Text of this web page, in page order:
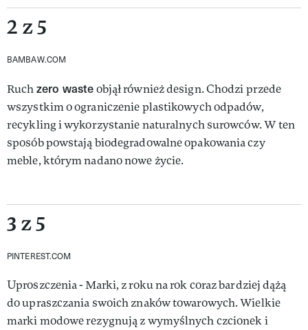
2 z 5
BAMBAW.COM
Ruchzero wasteobjął również design. Chodzi przede
wszystkim o ograniczenie plastikowych odpadów,
recykling i wykorzystanie naturalnych surowców. W ten
sposób powstają biodegradowalne opakowania czy
meble, którym nadano nowe życie.
3 z 5
PINTEREST.COM
Uproszczenia - Marki, z roku na rok coraz bardziej dążą
do upraszczania swoich znaków towarowych. Wielkie
marki modowe rezygnują z wymyślnych czcionek i